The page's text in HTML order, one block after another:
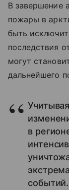
В завершение
пожары в
быть
последствия
могут
дальнейшего
в